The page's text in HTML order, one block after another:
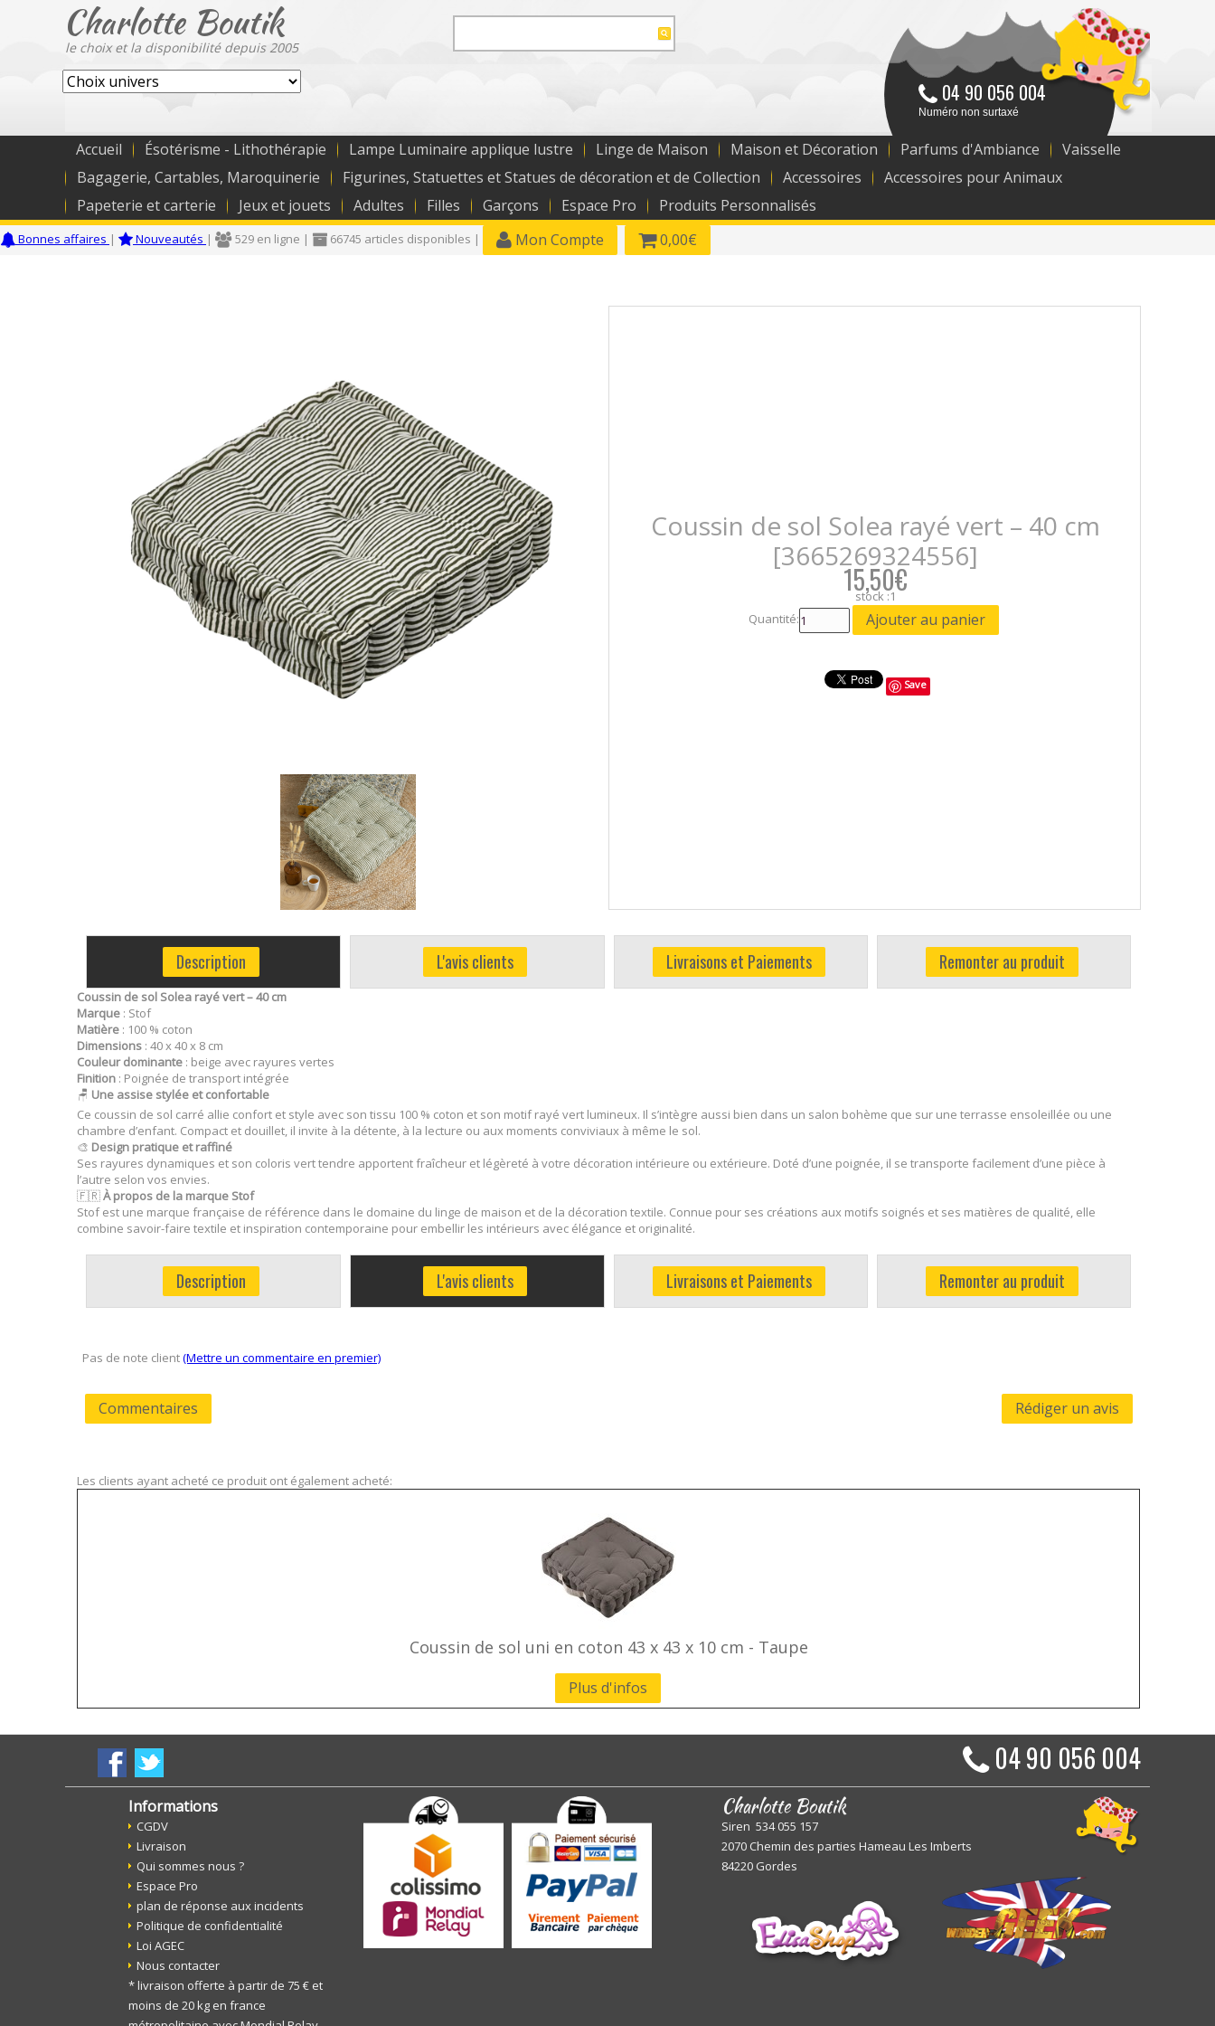
04 90 056 004
Numéro non surtaxé
Charlotte Boutik
le choix et la disponibilité depuis 2005
Accueil Ésotérisme - Lithothérapie Lampe Luminaire applique lustre Linge de Maison Maison et Décoration Parfums d'Ambiance
Vaisselle
Bagagerie, Cartables, Maroquinerie
Figurines, Statuettes et Statues de décoration et de Collection Accessoires
Accessoires pour Animaux
Papeterie et carterie
Jeux et jouets Adultes Filles Garçons Espace Pro Produits Personnalisés
Bonnes affaires | Nouveautés | 529 en ligne | 66745 articles disponibles | Mon Compte 0,00€
Coussin de sol Solea rayé vert – 40 cm
[3665269324556]
15,50€
stock :1
Quantité:
Save
Description L'avis clients Livraisons et Paiements Remonter au produit
Coussin de sol Solea rayé vert – 40 cm
Marque : Stof
Matière : 100 % coton
Dimensions : 40 x 40 x 8 cm
Couleur dominante : beige avec rayures vertes
Finition : Poignée de transport intégrée
🪑 Une assise stylée et confortable
Ce coussin de sol carré allie confort et style avec son tissu 100 % coton et son motif rayé vert lumineux. Il s’intègre aussi bien dans un salon bohème que sur une terrasse ensoleillée ou une
chambre d’enfant. Compact et douillet, il invite à la détente, à la lecture ou aux moments conviviaux à même le sol.
🎨 Design pratique et raffiné
Ses rayures dynamiques et son coloris vert tendre apportent fraîcheur et légèreté à votre décoration intérieure ou extérieure. Doté d’une poignée, il se transporte facilement d’une pièce à
l’autre selon vos envies.
🇫🇷À propos de la marque Stof
Stof est une marque française de référence dans le domaine du linge de maison et de la décoration textile. Connue pour ses créations aux motifs soignés et ses matières de qualité, elle
combine savoir-faire textile et inspiration contemporaine pour embellir les intérieurs avec élégance et originalité.
Description L'avis clients Livraisons et Paiements Remonter au produit
Pas de note client(Mettre un commentaire en premier)
Commentaires Rédiger un avis
Les clients ayant acheté ce produit ont également acheté:
Coussin de sol uni en coton 43 x 43 x 10 cm - Taupe
Plus d'infos
04 90 056 004
Informations
CGDV
Livraison
Qui sommes nous ?
Espace Pro
plan de réponse aux incidents
Politique de confidentialité
Loi AGEC
Nous contacter
* livraison offerte à partir de 75 € et
moins de 20 kg en france
Charlotte Boutik
Siren 534 055 157
2070 Chemin des parties Hameau Les Imberts
84220 Gordes